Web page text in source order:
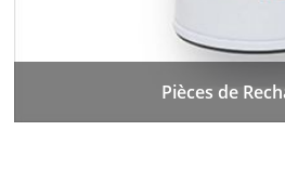
Pièces de